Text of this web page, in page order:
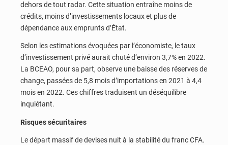
dehors de tout radar. Cette situation entraîne moins de
crédits, moins d’investissements locaux et plus de
dépendance aux emprunts d’État.
Selon les estimations évoquées par l’économiste, le taux
d’investissement privé aurait chuté d’environ 3,7% en 2022.
La BCEAO, pour sa part, observe une baisse des réserves de
change, passées de 5,8 mois d’importations en 2021 à 4,4
mois en 2022. Ces chiffres traduisent un déséquilibre
inquiétant.
Risques sécuritaires
Le départ massif de devises nuit à la stabilité du franc CFA.